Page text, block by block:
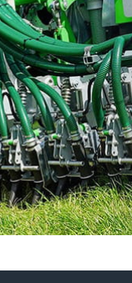
Magyar
Srpski
中文